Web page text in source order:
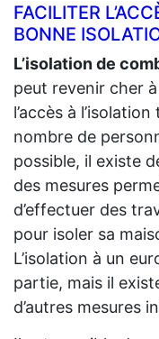
FACILITER
BONNE
L’isolation de
peut revenir cher
l’accès à
nombre de
possible, il existe
des mesures
d’effectuer des
pour isoler sa
L’isolation à un
partie, mais il
d’autres mesures